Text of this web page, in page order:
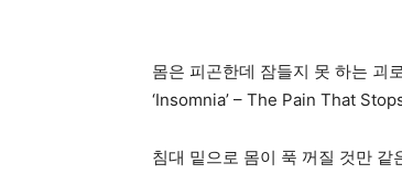
몸은 피곤한데 잠들지 못 하는 괴
‘Insomnia’ – The Pain That
침대 밑으로 몸이 푹 꺼질 것만